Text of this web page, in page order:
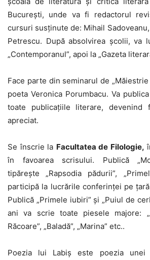
București, unde va fi redactorul
cursuri susținute de: Mihail
Petrescu. După absolvirea școlii, va
„Contemporanul”, apoi la „Gazeta
Face parte din seminarul de
poeta Veronica Porumbacu. Va
toate publicațiile literare, devenind
apreciat.
Se înscrie la Facultatea de Filologie,
în favoarea scrisului. Publică
tipărește „Rapsodia pădurii”,
participă la lucrările conferinței pe
Publică „Primele iubiri” și „Puiul de
ani va scrie toate piesele majore:
Răcoare”, „Baladă”, „Marina” etc..
Poezia lui Labiș este poezia unei